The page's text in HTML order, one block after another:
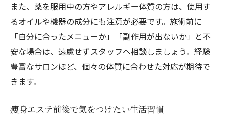
また、薬を服用中の方やアレルギー体質の方は、使用す
るオイルや機器の成分にも注意が必要です。施術前に
「自分に合ったメニューか」「副作用が出ないか」と不
安な場合は、遠慮せずスタッフへ相談しましょう。経験
豊富なサロンほど、個々の体質に合わせた対応が期待で
きます。
痩身エステ前後で気をつけたい生活習慣